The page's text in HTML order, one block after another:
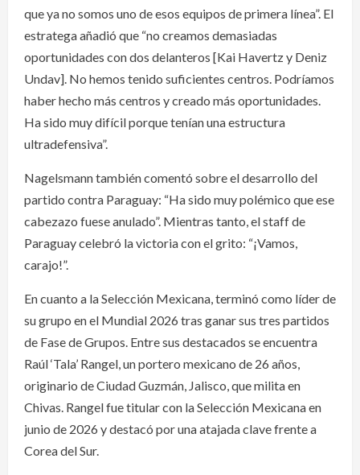
que ya no somos uno de esos equipos de primera línea”. El
estratega añadió que “no creamos demasiadas
oportunidades con dos delanteros [Kai Havertz y Deniz
Undav]. No hemos tenido suficientes centros. Podríamos
haber hecho más centros y creado más oportunidades.
Ha sido muy difícil porque tenían una estructura
ultradefensiva”.
Nagelsmann también comentó sobre el desarrollo del
partido contra Paraguay: “Ha sido muy polémico que ese
cabezazo fuese anulado”. Mientras tanto, el staff de
Paraguay celebró la victoria con el grito: “¡Vamos,
carajo!”.
En cuanto a la Selección Mexicana, terminó como líder de
su grupo en el Mundial 2026 tras ganar sus tres partidos
de Fase de Grupos. Entre sus destacados se encuentra
Raúl ‘Tala’ Rangel, un portero mexicano de 26 años,
originario de Ciudad Guzmán, Jalisco, que milita en
Chivas. Rangel fue titular con la Selección Mexicana en
junio de 2026 y destacó por una atajada clave frente a
Corea del Sur.